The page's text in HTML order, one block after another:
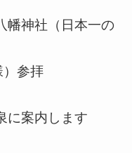
幡神社（日本一の
）参拝
に案内します